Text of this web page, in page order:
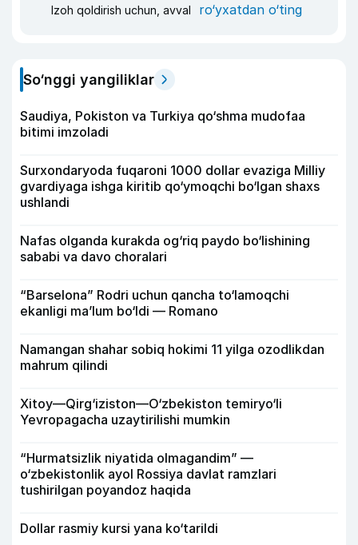
Izoh qoldirish uchun, avval ro‘yxatdan o‘ting
So‘nggi yangiliklar
Saudiya, Pokiston va Turkiya qo‘shma mudofaa
bitimi imzoladi
Surxondaryoda fuqaroni 1000 dollar evaziga Milliy
gvardiyaga ishga kiritib qo‘ymoqchi bo‘lgan shaxs
ushlandi
Nafas olganda kurakda og‘riq paydo bo‘lishining
sababi va davo choralari
“Barselona” Rodri uchun qancha to‘lamoqchi
ekanligi ma’lum bo‘ldi — Romano
Namangan shahar sobiq hokimi 11 yilga ozodlikdan
mahrum qilindi
Xitoy—Qirg‘iziston—O‘zbekiston temiryo‘li
Yevropagacha uzaytirilishi mumkin
“Hurmatsizlik niyatida olmagandim” —
o‘zbekistonlik ayol Rossiya davlat ramzlari
tushirilgan poyandoz haqida
Dollar rasmiy kursi yana ko‘tarildi